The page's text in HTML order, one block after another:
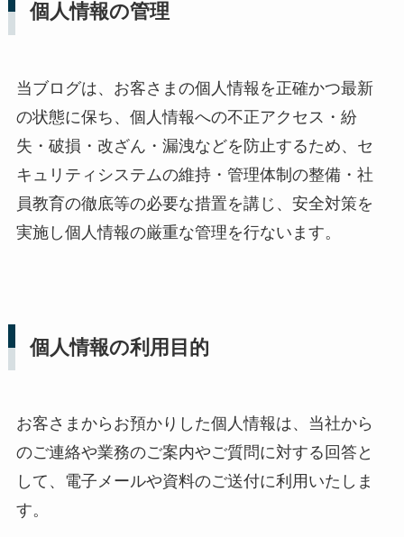
個人情報の管理
当ブログは、お客さまの個人情報を正確かつ最新
の状態に保ち、個人情報への不正アクセス・紛
失・破損・改ざん・漏洩などを防止するため、セ
キュリティシステムの維持・管理体制の整備・社
員教育の徹底等の必要な措置を講じ、安全対策を
実施し個人情報の厳重な管理を行ないます。
個人情報の利用目的
お客さまからお預かりした個人情報は、当社から
のご連絡や業務のご案内やご質問に対する回答と
して、電子メールや資料のご送付に利用いたしま
す。